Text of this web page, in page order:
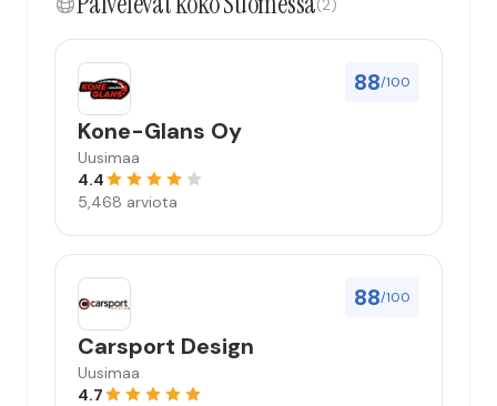
(Askarruttaa vain väärinkäytösriski.) Omago
hyödyntäää digitaalisuutta viimeisen päälle.
Kännykässä on kaikki!”
88/100
Kone-Glans Oy
Uusimaa
4.4
5,468 arviota
88/100
Carsport Design
Uusimaa
4.7